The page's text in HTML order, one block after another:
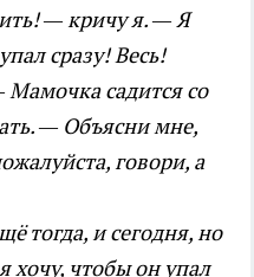
— кричу я. — Я
сразу! Весь!
садится со
— Объясни мне,
говори, а
тогда, и сегодня, но
хочу, чтобы он упал